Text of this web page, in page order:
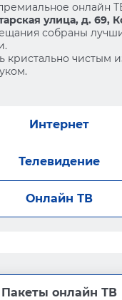
онлайн
улица, д. 69,
собраны
кристально чистым
Интернет
Телевидение
Онлайн ТВ
Пакеты онлайн ТВ